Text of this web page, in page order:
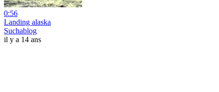
0:56
Landing alaska
Suchablog
il y a 14 ans